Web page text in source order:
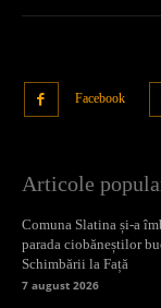
Facebook
Articole
Comuna Slatina și-a
parada ciobăneștilor
Schimbării la Față
7 august 2026